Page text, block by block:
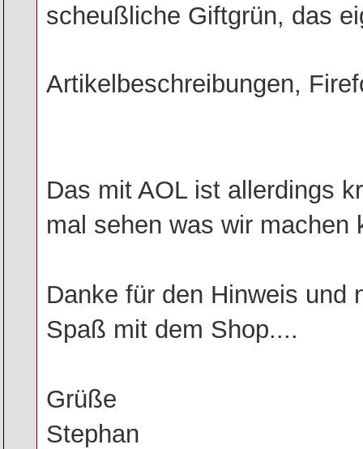
scheußliche Giftgrün, das
Artikelbeschreibungen,
Das mit AOL ist allerdings
mal sehen was wir machen
Danke für den Hinweis und
Spaß mit dem Shop....
Grüße
Stephan